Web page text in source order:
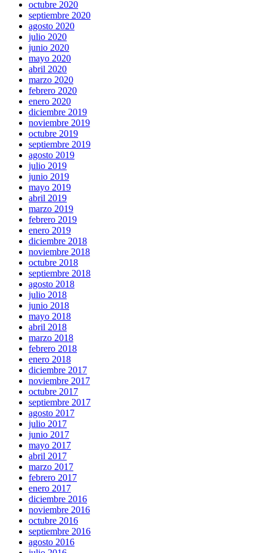
octubre 2020
septiembre 2020
agosto 2020
julio 2020
junio 2020
mayo 2020
abril 2020
marzo 2020
febrero 2020
enero 2020
diciembre 2019
noviembre 2019
octubre 2019
septiembre 2019
agosto 2019
julio 2019
junio 2019
mayo 2019
abril 2019
marzo 2019
febrero 2019
enero 2019
diciembre 2018
noviembre 2018
octubre 2018
septiembre 2018
agosto 2018
julio 2018
junio 2018
mayo 2018
abril 2018
marzo 2018
febrero 2018
enero 2018
diciembre 2017
noviembre 2017
octubre 2017
septiembre 2017
agosto 2017
julio 2017
junio 2017
mayo 2017
abril 2017
marzo 2017
febrero 2017
enero 2017
diciembre 2016
noviembre 2016
octubre 2016
septiembre 2016
agosto 2016